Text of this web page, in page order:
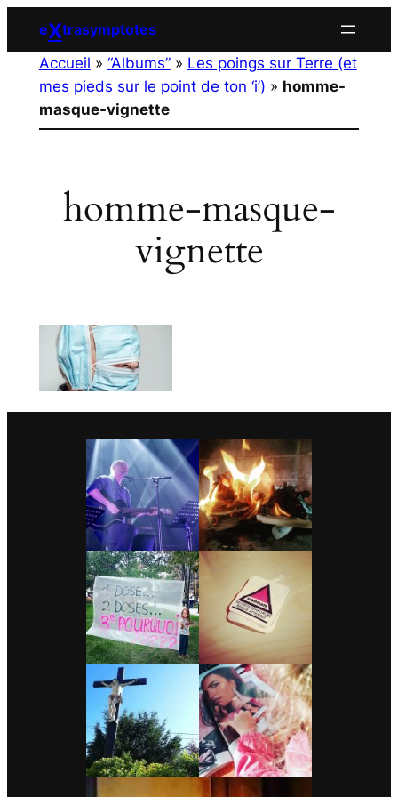
contenu
eXtrasymptotes
Accueil » “Albums”» Les poings sur Terre (et
mes pieds sur le point de ton ‘i’) » homme-
masque-vignette
homme-masque-
vignette